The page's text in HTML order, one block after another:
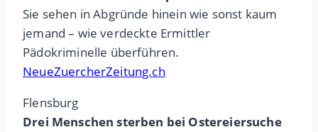
Sie sehen in Abgründe hinein wie sonst kaum
jemand – wie verdeckte Ermittler
Pädokriminelle überführen.
NeueZuercherZeitung.ch
Flensburg
Drei Menschen sterben bei Ostereiersuche